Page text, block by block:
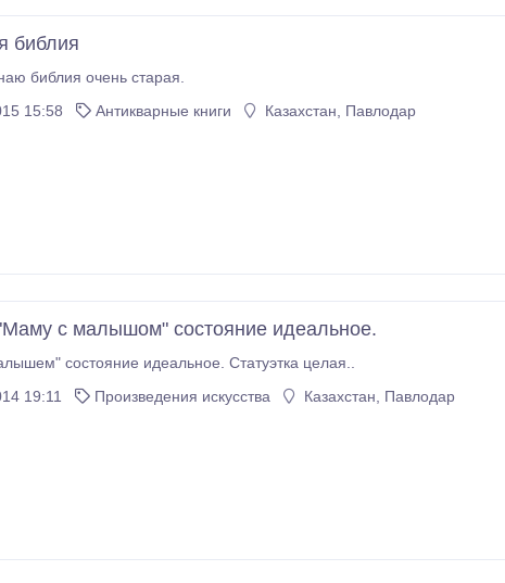
библия
библия очень старая.
15:58
Антикварные книги Казахстан, Павлодар
с малышом" состояние идеальное.
состояние идеальное. Статуэтка целая..
19:11
Произведения искусства Казахстан, Павлодар